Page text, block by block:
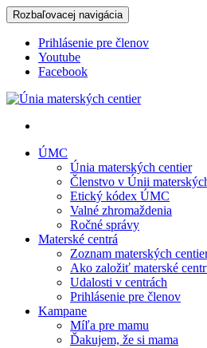
Rozbaľovacej navigácia
Prihlásenie pre členov
Youtube
Facebook
Únia materských centier
ÚMC
Únia materských centier
Členstvo v Únii
Etický kódex ÚMC
Valné zhromaždenia
Ročné správy
Materské centrá
Zoznam materských
Ako založiť materské
Udalosti v centrách
Prihlásenie pre členov
Kampane
Míľa pre mamu
Ďakujem, že si mama